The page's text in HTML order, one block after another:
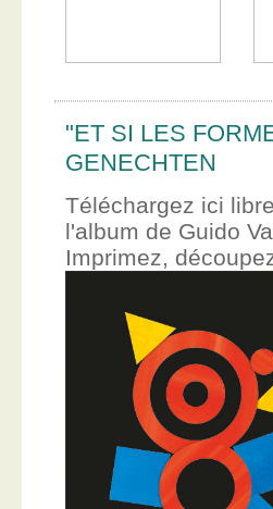
"ET SI LES
GENECHTEN
Téléchargez ici
l'album de Guido
Imprimez,